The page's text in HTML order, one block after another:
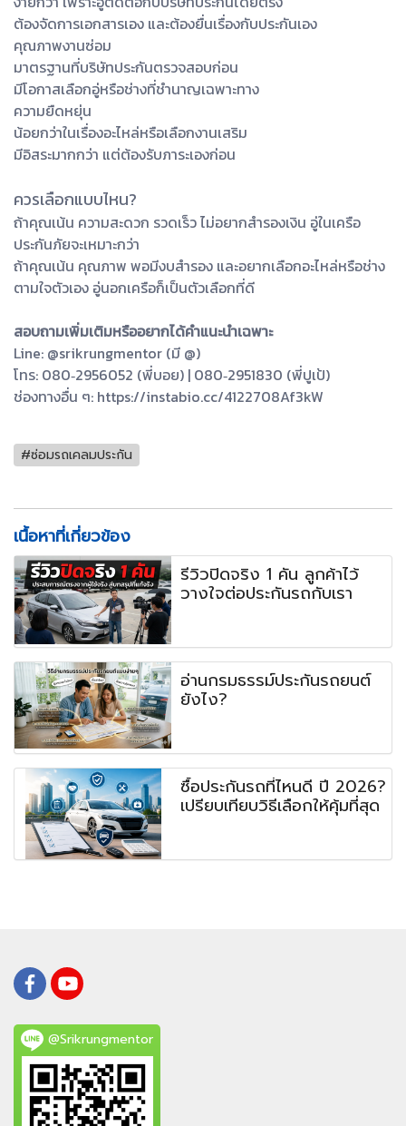
ต้องจัดการเอกสารเอง และต้องยื่นเรื่องกับประกันเอง
คุณภาพงานซ่อม
มาตรฐานที่บริษัทประกันตรวจสอบก่อน
มีโอกาสเลือกอู่หรือช่างที่ชำนาญเฉพาะทาง
ความยืดหยุ่น
น้อยกว่าในเรื่องอะไหล่หรือเลือกงานเสริม
มีอิสระมากกว่า แต่ต้องรับภาระเองก่อน
ควรเลือกแบบไหน?
ถ้าคุณเน้น ความสะดวก รวดเร็ว ไม่อยากสำรองเงิน อู่ในเครือ
ประกันภัยจะเหมาะกว่า
ถ้าคุณเน้น คุณภาพ พอมีงบสำรอง และอยากเลือกอะไหล่หรือช่าง
ตามใจตัวเอง อู่นอกเครือก็เป็นตัวเลือกที่ดี
สอบถามเพิ่มเติมหรืออยากได้คำแนะนำเฉพาะ
Line: @srikrungmentor (มี @)
โทร: 080‑2956052 (พี่บอย) | 080‑2951830 (พี่ปูเป้)
ช่องทางอื่น ๆ: https://instabio.cc/4122708Af3kW
#ซ่อมรถเคลมประกัน
เนื้อหาที่เกี่ยวข้อง
รีวิวปิดจริง 1 คัน ลูกค้าไว้
วางใจต่อประกันรถกับเรา
อ่านกรมธรรม์ประกันรถยนต์
ยังไง?
ซื้อประกันรถที่ไหนดี ปี 2026?
เปรียบเทียบวิธีเลือกให้คุ้มที่สุด
@Srikrungmentor